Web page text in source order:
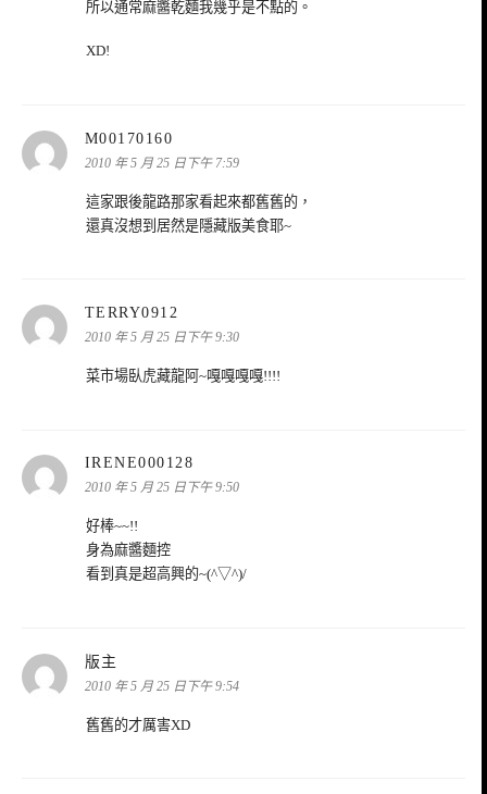
所以通常麻醬乾麵我幾乎是不點的。
XD!
M00170160
示:
2010 年 5 月 25 日下午 7:59
這家跟後龍路那家看起來都舊舊的，
還真沒想到居然是隱藏版美食耶~
TERRY0912
示:
2010 年 5 月 25 日下午 9:30
菜市場臥虎藏龍阿~嘎嘎嘎嘎!!!!
IRENE000128
示:
2010 年 5 月 25 日下午 9:50
好棒~~!!
身為麻醬麵控
看到真是超高興的~(^▽^)/
版主
示:
2010 年 5 月 25 日下午 9:54
舊舊的才厲害XD